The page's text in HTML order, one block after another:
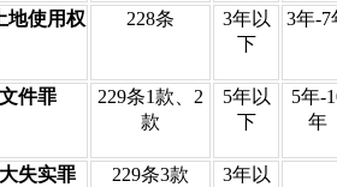
地使用权
228条
3年以
下
3年-7
件罪
229条1款、2
款
5年以
下
5年-
年
失实罪 229条3款
3年以